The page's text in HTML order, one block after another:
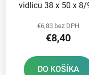
vidlicu 38 x 50 x 8/
opravu 2 tlmičov
€6,83 bez DPH
€8,40
DO KOŠÍKA